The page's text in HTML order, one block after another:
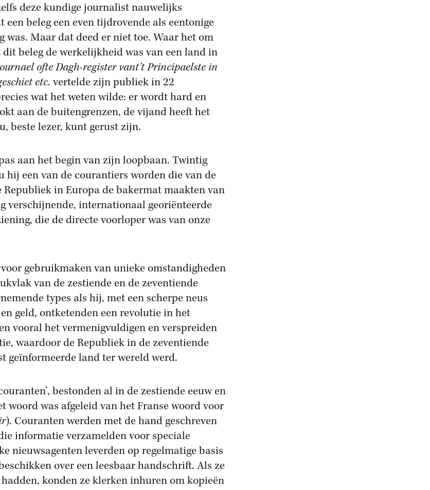
deze kundige journalist nauwelijks
een beleg een even tijdrovende als eentonige
was. Maar dat deed er niet toe. Waar het om
dit beleg de werkelijkheid was van een land in
ofte Dagh-register vant’t Principaelste in
etc. vertelde zijn publiek in 22
wat het weten wilde: er wordt hard en
aan de buitengrenzen, de vijand heeft het
beste lezer, kunt gerust zijn.
aan het begin van zijn loopbaan. Twintig
hij een van de courantiers worden die van de
Republiek in Europa de bakermat maakten van
verschijnende, internationaal georiënteerde
die de directe voorloper was van onze
gebruikmaken van unieke omstandigheden
van de zestiende en de zeventiende
types als hij, met een scherpe neus
geld, ontketenden een revolutie in het
vooral het vermenigvuldigen en verspreiden
waardoor de Republiek in de zeventiende
geïnformeerde land ter wereld werd.
bestonden al in de zestiende eeuw en
woord was afgeleid van het Franse woord voor
). Couranten werden met de hand geschreven
informatie verzamelden voor speciale
nieuwsagenten leverden op regelmatige basis
over een leesbaar handschrift. Als ze
konden ze klerken inhuren om kopieën